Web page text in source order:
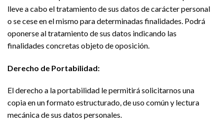
lleve a cabo el tratamiento de sus datos de carácter personal
o se cese en el mismo para determinadas finalidades. Podrá
oponerse al tratamiento de sus datos indicando las
finalidades concretas objeto de oposición.
Derecho de Portabilidad:
El derecho a la portabilidad le permitirá solicitarnos una
copia en un formato estructurado, de uso común y lectura
mecánica de sus datos personales.